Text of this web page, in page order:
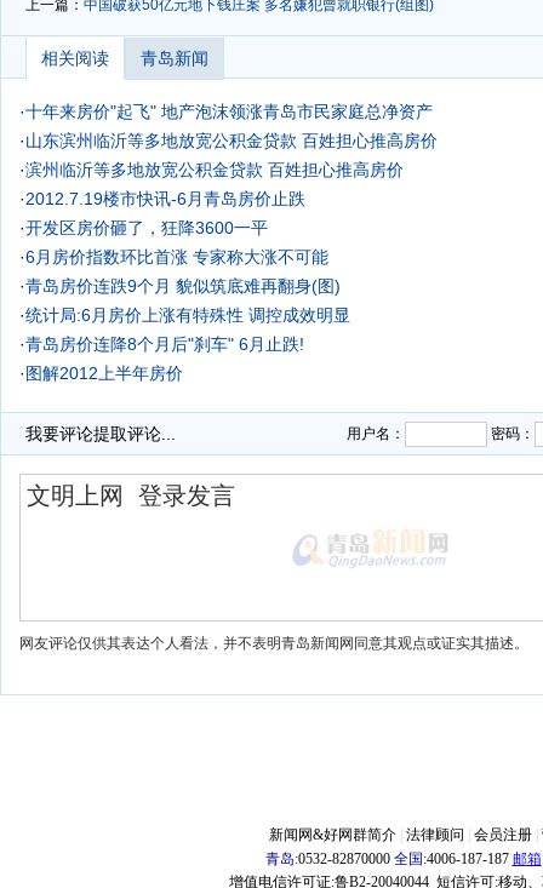
上一篇： 中国破获50亿元地下钱庄案 多名嫌犯曾就职银行(组图)
相关阅读 青岛新闻
·十年来房价"起飞" 地产泡沫领涨青岛市民家庭总净资产
·山东滨州临沂等多地放宽公积金贷款 百姓担心推高房价
·滨州临沂等多地放宽公积金贷款 百姓担心推高房价
·2012.7.19楼市快讯-6月青岛房价止跌
·开发区房价砸了，狂降3600一平
·6月房价指数环比首涨 专家称大涨不可能
·青岛房价连跌9个月 貌似筑底难再翻身(图)
·统计局:6月房价上涨有特殊性 调控成效明显
·青岛房价连降8个月后"刹车" 6月止跌!
·图解2012上半年房价
我要评论提取评论... 用户名： 密码：
网友评论仅供其表达个人看法，并不表明青岛新闻网同意其观点或证实其描述。